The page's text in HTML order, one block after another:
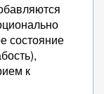
состояние
к